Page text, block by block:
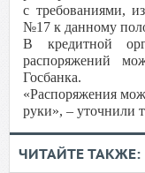
с требованиями,
№17 к данному
В кредитной
распоряжений
Госбанка.
«Распоряжения
руки», – уточнили
ЧИТАЙТЕ ТАКЖЕ: